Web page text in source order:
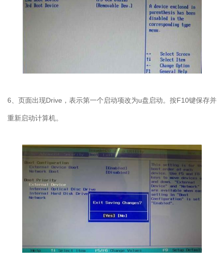
6、页面出现Drive，表示第一个启动项改为u盘启动。按F10键保存并
重新启动计算机。